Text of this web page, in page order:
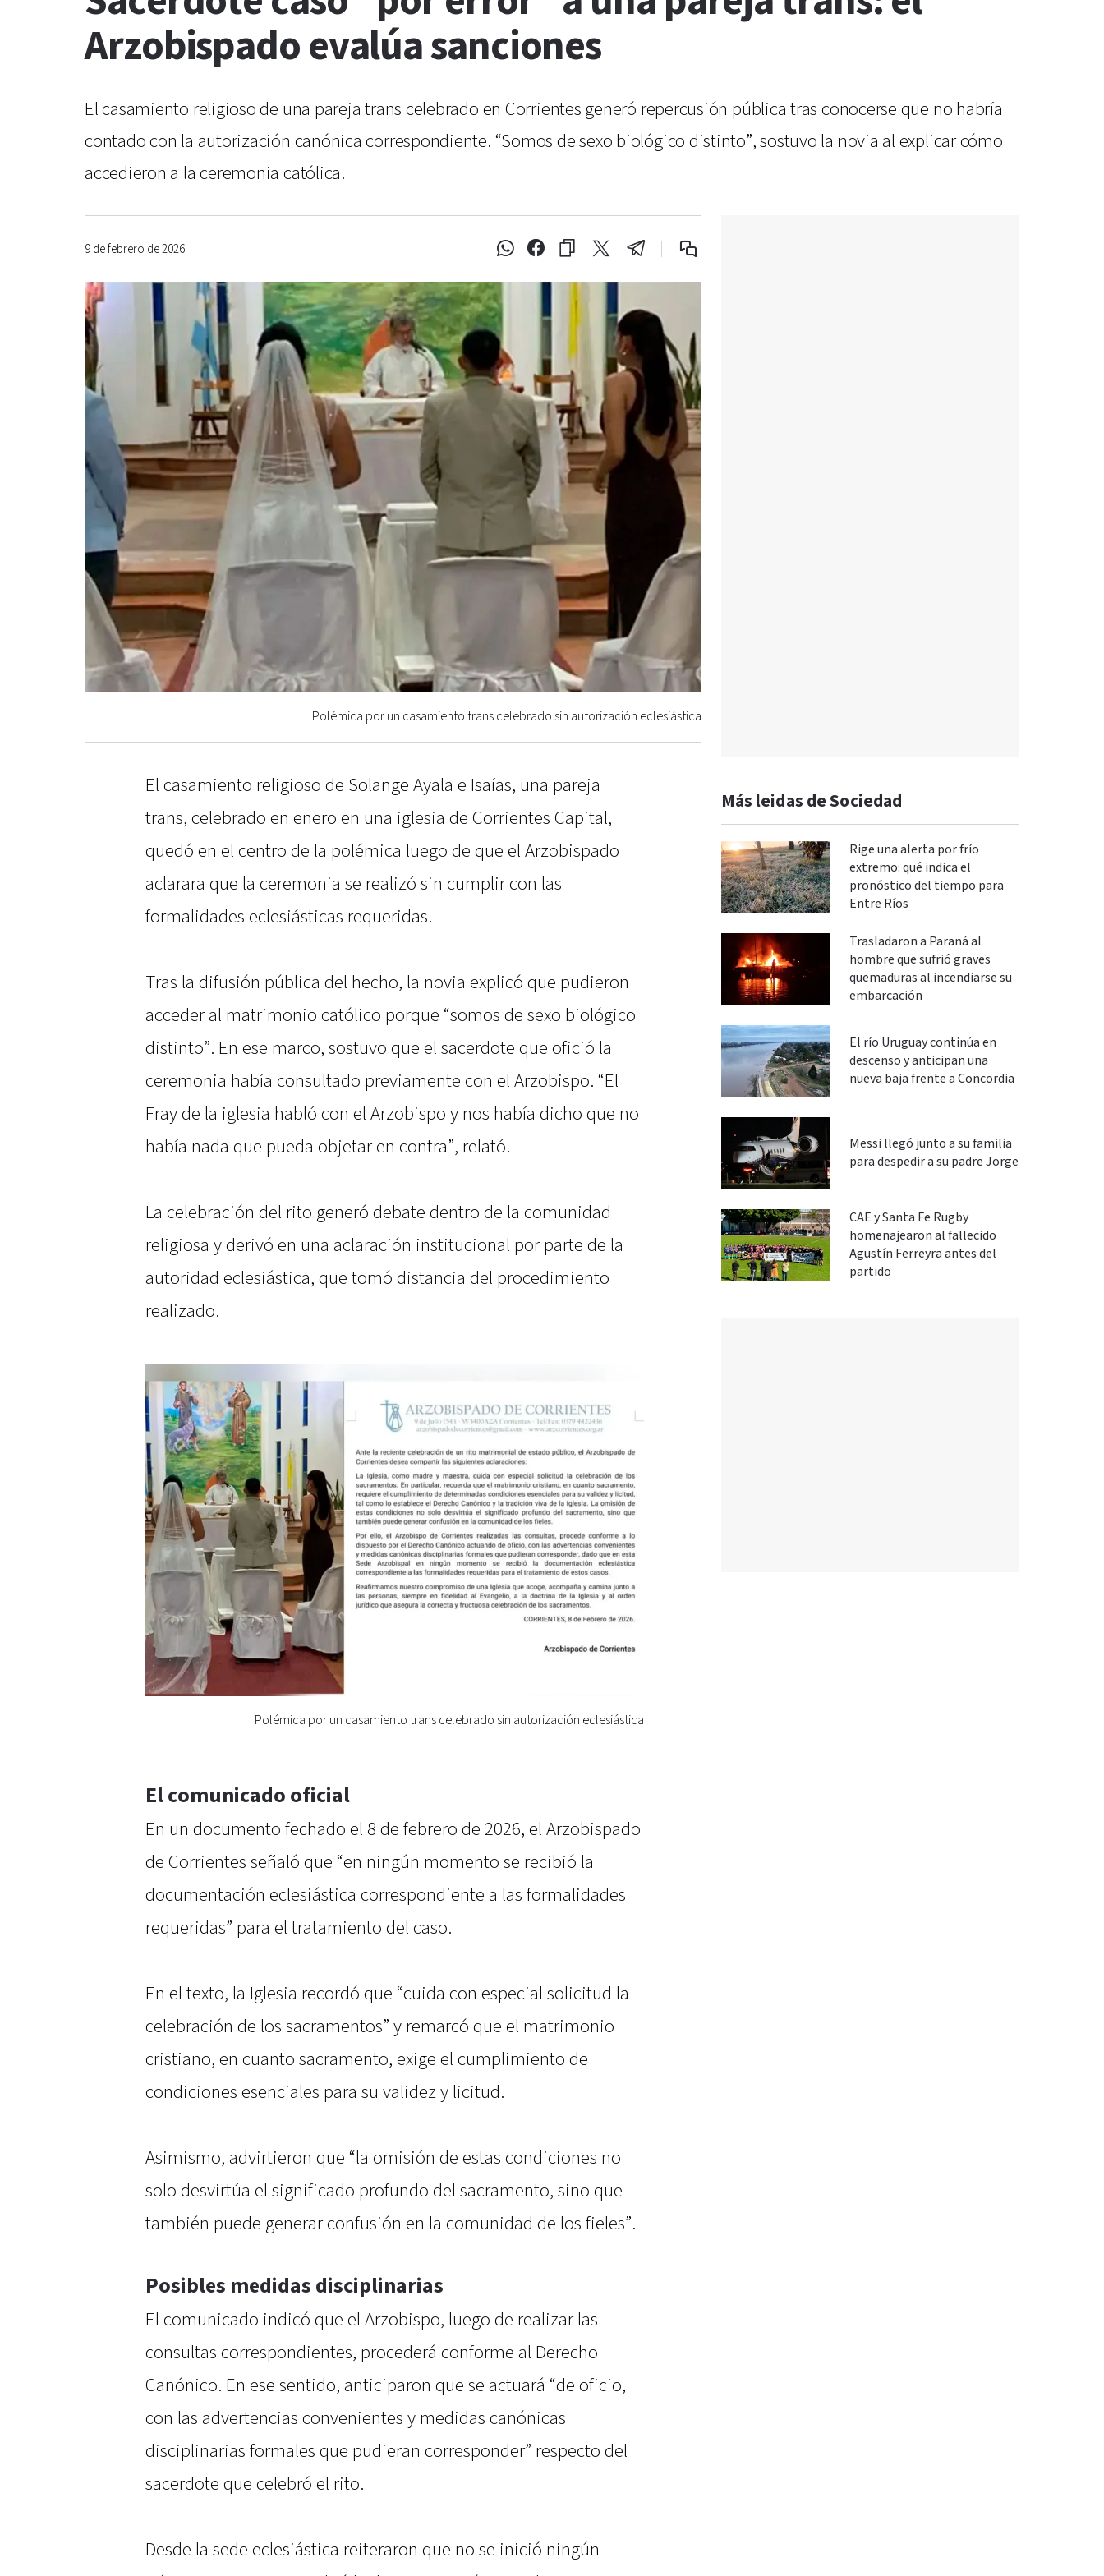
Arzobispado evalúa sanciones
El casamiento religioso de una pareja trans celebrado en Corrientes generó repercusión pública tras conocerse que no habría
contado con la autorización canónica correspondiente. “Somos de sexo biológico distinto”, sostuvo la novia al explicar cómo
accedieron a la ceremonia católica.
9 de febrero de 2026
Polémica por un casamiento trans celebrado sin autorización eclesiástica
El casamiento religioso de Solange Ayala e Isaías, una pareja
trans, celebrado en enero en una iglesia de Corrientes Capital,
quedó en el centro de la polémica luego de que el Arzobispado
aclarara que la ceremonia se realizó sin cumplir con las
formalidades eclesiásticas requeridas.
Tras la difusión pública del hecho, la novia explicó que pudieron
acceder al matrimonio católico porque “somos de sexo biológico
distinto”. En ese marco, sostuvo que el sacerdote que ofició la
ceremonia había consultado previamente con el Arzobispo. “El
Fray de la iglesia habló con el Arzobispo y nos había dicho que no
había nada que pueda objetar en contra”, relató.
La celebración del rito generó debate dentro de la comunidad
religiosa y derivó en una aclaración institucional por parte de la
autoridad eclesiástica, que tomó distancia del procedimiento
realizado.
Polémica por un casamiento trans celebrado sin autorización eclesiástica
El comunicado oficial
En un documento fechado el 8 de febrero de 2026, el Arzobispado
de Corrientes señaló que “en ningún momento se recibió la
documentación eclesiástica correspondiente a las formalidades
requeridas” para el tratamiento del caso.
En el texto, la Iglesia recordó que “cuida con especial solicitud la
celebración de los sacramentos” y remarcó que el matrimonio
cristiano, en cuanto sacramento, exige el cumplimiento de
condiciones esenciales para su validez y licitud.
Asimismo, advirtieron que “la omisión de estas condiciones no
solo desvirtúa el significado profundo del sacramento, sino que
también puede generar confusión en la comunidad de los fieles”.
Posibles medidas disciplinarias
El comunicado indicó que el Arzobispo, luego de realizar las
consultas correspondientes, procederá conforme al Derecho
Canónico. En ese sentido, anticiparon que se actuará “de oficio,
con las advertencias convenientes y medidas canónicas
disciplinarias formales que pudieran corresponder” respecto del
sacerdote que celebró el rito.
Desde la sede eclesiástica reiteraron que no se inició ningún
Más leidas de Sociedad
Rige una alerta por frío
extremo: qué indica el
pronóstico del tiempo para
Entre Ríos
Trasladaron a Paraná al
hombre que sufrió graves
quemaduras al incendiarse su
embarcación
El río Uruguay continúa en
descenso y anticipan una
nueva baja frente a Concordia
Messi llegó junto a su familia
para despedir a su padre Jorge
CAE y Santa Fe Rugby
homenajearon al fallecido
Agustín Ferreyra antes del
partido